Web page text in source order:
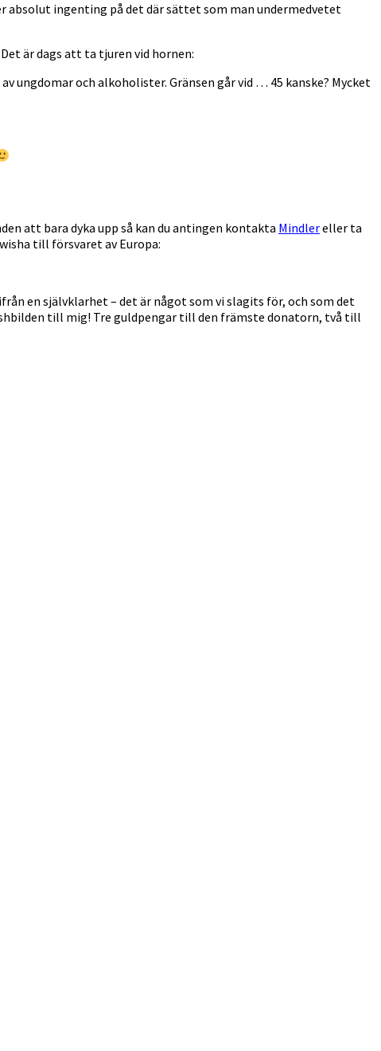
ingenting på det där sättet som man undermedvetet
är dags att ta tjuren vid hornen:
ungdomar och alkoholister. Gränsen går vid … 45 kanske? Mycket
att bara dyka upp så kan du antingen kontakta Mindlereller ta
till försvaret av Europa:
en självklarhet – det är något som vi slagits för, och som det
till mig! Tre guldpengar till den främste donatorn, två till